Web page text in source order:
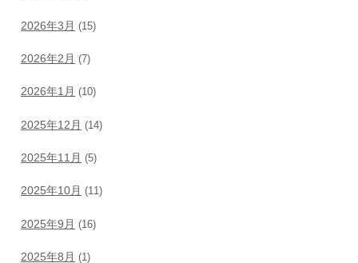
2026年3月 (15)
2026年2月 (7)
2026年1月 (10)
2025年12月 (14)
2025年11月 (5)
2025年10月 (11)
2025年9月 (16)
2025年8月 (1)